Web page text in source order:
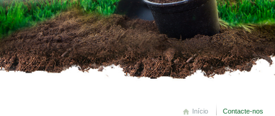
Início Contacte-nos